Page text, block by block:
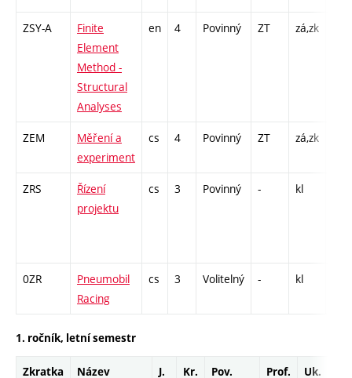
ZSY-A
Finite
Element
Method -
Structural
Analyses
en 4 Povinný ZT zá,zk
ZEM
Měření a
experiment
cs 4 Povinný ZT zá,zk
ZRS
Řízení
projektu
cs 3 Povinný - kl
0ZR
Pneumobil
Racing
cs 3 Volitelný - kl
1. ročník, letní semestr
Zkratka Název J. Kr. Pov. Prof. Uk.